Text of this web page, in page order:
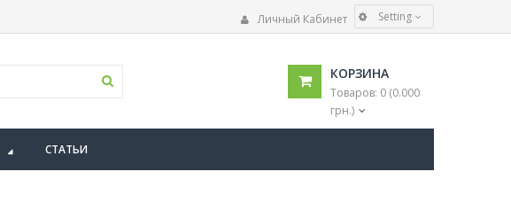
Личный Кабинет Setting
Українська
Русский
ВАЛЮТА
КОРЗИНА
Товаров: 0 (0.000
грн.)
СТАТЬИ